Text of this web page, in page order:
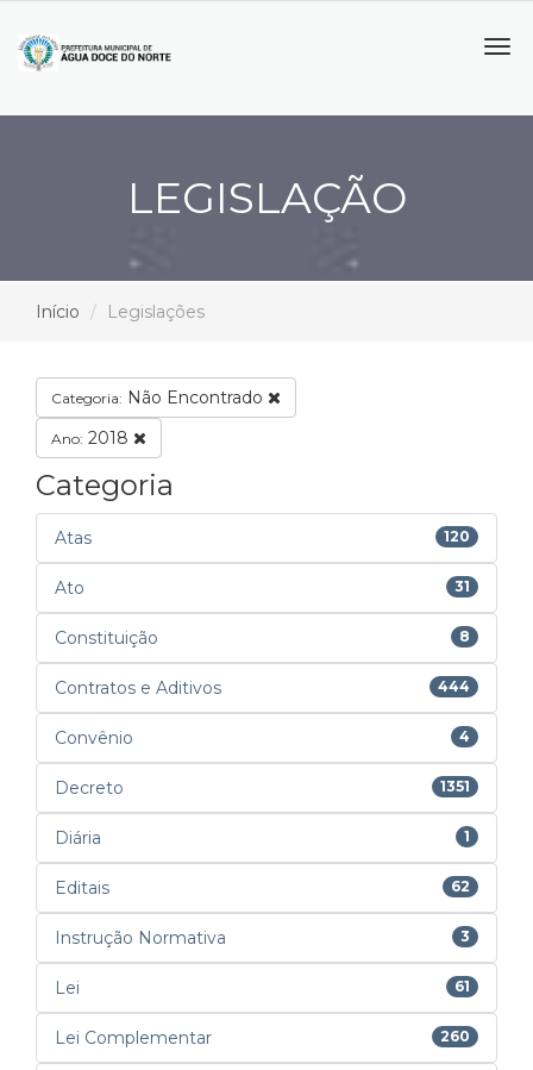
LEGISLAÇÃO
Início Legislações
Categoria: Não Encontrado
Ano: 2018
Categoria
Atas 120
Ato 31
Constituição 8
Contratos e Aditivos 444
Convênio 4
Decreto 1351
Diária 1
Editais 62
Instrução Normativa 3
Lei 61
Lei Complementar 260